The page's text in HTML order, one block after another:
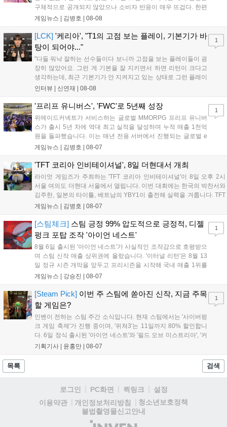
구체적으로 공개되지 않았으나 소비자 반응이 매우 뜨겁다. 한편
11월 19일 PS5와 Xbox 시리즈 X|S로 정식 출시될 예정이며, 록
상 'Grand Theft Auto VI: An Extended Look'을 최초 공개할 계획
이다....
게임뉴스 | 김병호 | 08-08
[LCK] '케리아', "T1의 고점 보는 플레이, 기본기가 바
탕이 되어야..."
"다들 워낙 잘하는 선수들이다 보니까 고점을 보는 플레이들이 굉
장히 많았어요. 그런 게 기본을 잘 지키면서 하면 리턴이 크다고
생각하는데, 최근 기본기가 안 지켜지고 있는 상태로 그런 플레이
를 추구하다 보니까 팀적으로 안 좋은 사고가 계속 많이 났던 것
LoL 챔피언스 코리아(LCK)'...
인터뷰 | 신연재 | 08-08
1
'프리프 유니버스', 'FWC'로 5년째 성장
위메이드커넥트가 서비스하는 글로벌 MMORPG 프리프 유니버
스가 출시 5년 차에 역대 최고 실적을 달성하며 누적 매출 1천억
원을 돌파했습니다. 이는 매년 전용 서버에서 진행되는 글로벌 e
스포츠 대회 FWC의 영향이 큽니다. FWC는 이용자가 동일한 조
은 전년 대비 매출과 이용자 지표가 대폭 상승하는 성과를 냈습니
FWC 그랜드 파이널이 개최될 예정이며, 위메이드커넥트는 이를
통해 커뮤니티 중심의 장기 성장 모델을 지속할 방침입니다....
게임뉴스 | 김병호 | 08-07
1
'TFT 코리아 인비테이셔널', 8일 더현대서 개최
라이엇 게임즈가 주최하는 'TFT 코리아 인비테이셔널'이 8일 오후 2시
서울 여의도 더현대 서울에서 열립니다. 이번 대회에는 한국의 박찬서와
김주한, 일본의 타이틀, 베트남의 YBY1이 출전해 실력을 겨룹니다. TFT
는 소속팀 없이 개인 자격으로 참가하는 독특한 대회 구조를 가지며, 누
17일까지 이어지는 이번 행사는 신규 세트 체험과 공연 등 다양한 즐길
거리를 제공하며, 이후 현대백화점 판교점에서도 행사가 이어질 예정입
니다. 연말에는 라스베이거스 오픈이 개최됩니다....
게임뉴스 | 김병호 | 08-07
[스팀체크] 스팀 긍정 99% 압도적으로 긍정적, 디젤
펑크 포탑 조작 '아이언 네스트'
8월 6일 출시된 '아이언 네스트'가 사실적인 조작감으로 호평받으
며 스팀 신작 매출 상위권에 올랐습니다. '이터널 리턴'은 8월 13
일 정규 시즌 개막을 앞두고 프리시즌을 시작해 국내 매출 1위를
기록했습니다. 25주년을 맞은 '고스트 리콘' 시리즈는 8월 6일 쇼
'마블 투혼: 파이팅 소울즈'와 레트로 수리 시뮬레이션 '리스토
리'도 스팀에 정식 출시되었습니다....
게임뉴스 | 강승진 | 08-07
1
[Steam Pick] 이번 주 스팀에 쏟아진 신작, 지금 주목
할 게임은?
인벤이 전하는 스팀 주간 소식입니다. 현재 스팀에서는 '사이버펑
크 게임 축제'가 진행 중이며, '위쳐3'는 11일까지 80% 할인합니
다. 6일 정식 출시된 '아이언 네스트'와 '필드 오브 미스트리아', '커
세어 코브'가 호평받고 있습니다. 한편, 7일 출시된 '마블 투혼'은
다. 유비소프트의 '고스트리콘: 와일드랜드'는 7년 만의 대규모 업
기획기사 | 윤홍만 | 08-07
1
목록 검색
로그인 PC화면 퀵링크
설정
이용약관
개인정보처리방침
청소년보호정책
불법촬영물신고안내
(주)